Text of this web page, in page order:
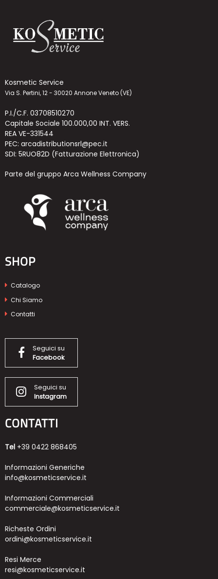
Kosmetic Service
Via S. Pertini, 12 - 30020 Annone Veneto (VE)
P.I./C.F. 03708510270
Capitale Sociale 100.000,00 INT. VERS.
REA VE-331544
PEC: arcadistributionsrl@pec.it
SDI: 5RUO82D (Fatturazione Elettronica)
Parte del gruppo Arca Wellness Company
SHOP
Catalogo
Chi Siamo
Contatti
Seguici su
Facebook
Seguici su
Instagram
CONTATTI
Tel +39 0422 868405
Informazioni Generiche
info@kosmeticservice.it
Informazioni Commerciali
commerciale@kosmeticservice.it
Richeste Ordini
ordini@kosmeticservice.it
Resi Merce
resi@kosmeticservice.it